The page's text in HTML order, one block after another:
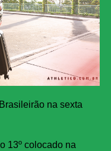
na sexta
13º colocado na